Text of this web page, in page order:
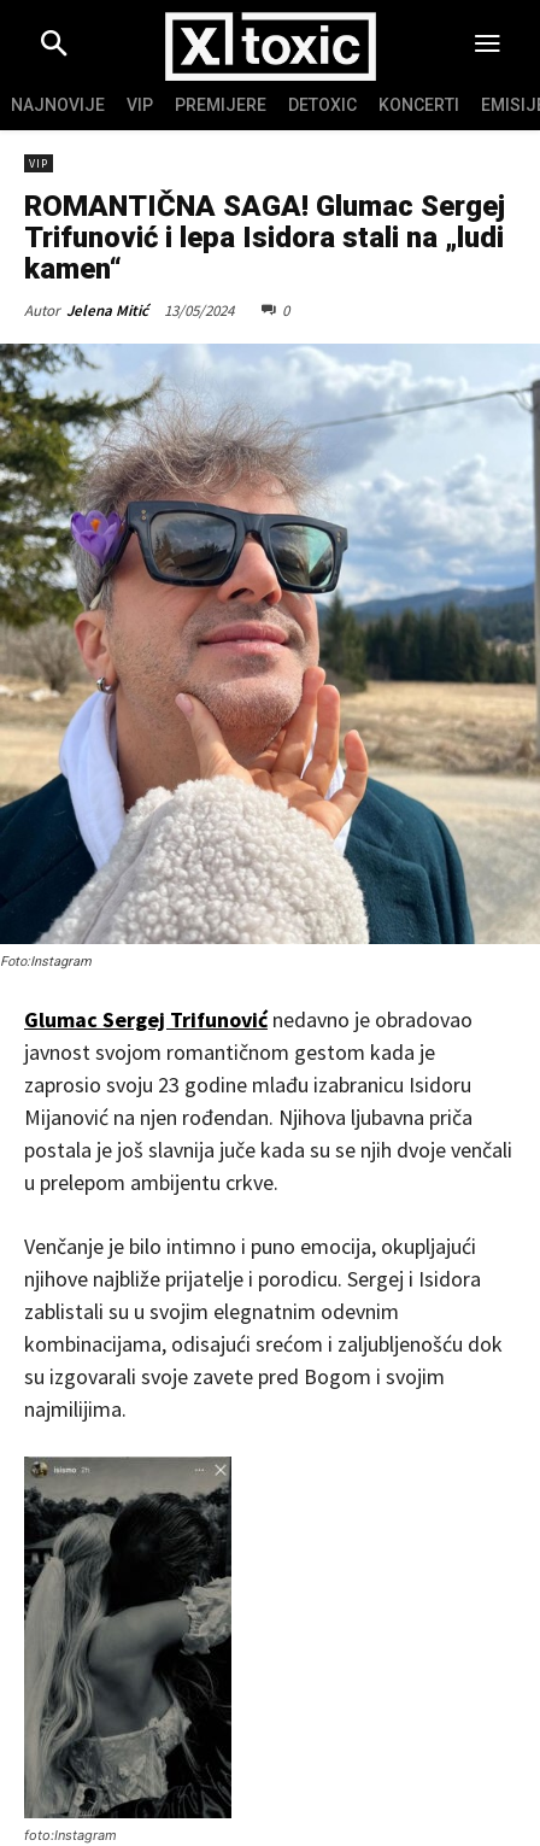
NAJNOVIJE VIP PREMIJERE DETOXIC KONCERTI
VIP
ROMANTIČNA SAGA! Glumac Sergej
Trifunović i lepa Isidora stali na „ludi
kamen“
Autor Jelena Mitić 13/05/2024 0
Foto:Instagram
Glumac Sergej Trifunovićnedavno je obradovao
javnost svojom romantičnom gestom kada je
zaprosio svoju 23 godine mlađu izabranicu Isidoru
Mijanović na njen rođendan. Njihova ljubavna priča
postala je još slavnija juče kada su se njih dvoje venčali
u prelepom ambijentu crkve.
Venčanje je bilo intimno i puno emocija, okupljajući
njihove najbliže prijatelje i porodicu. Sergej i Isidora
zablistali su u svojim elegnatnim odevnim
kombinacijama, odisajući srećom i zaljubljenošću dok
su izgovarali svoje zavete pred Bogom i svojim
najmilijima.
foto:Instagram